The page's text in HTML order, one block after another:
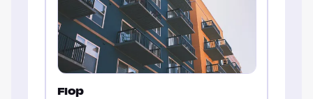
Flop